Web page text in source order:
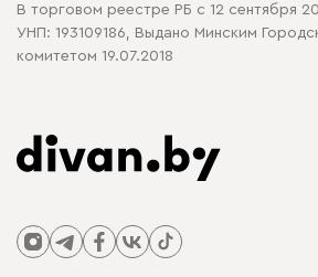
В торговом реестре РБ с 12 сентября
УНП: 193109186, Выдано Минским
комитетом 19.07.2018